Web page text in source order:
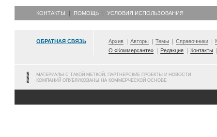
КОНТАКТЫ ПОМОЩЬ УСЛОВИЯ ИСПОЛЬЗОВАНИЯ
ОБРАТНАЯ СВЯЗЬ Архив Авторы Темы Справочники
О «Коммерсанте»
Редакция Контакты
МАТЕРИАЛЫ С ТАКОЙ МЕТКОЙ, ПАРТНЕРСКИЕ ПРОЕКТЫ И НОВОСТИ
КОМПАНИЙ ОПУБЛИКОВАНЫ НА КОММЕРЧЕСКОЙ ОСНОВЕ